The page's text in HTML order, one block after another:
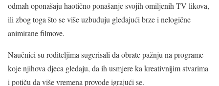
odmah oponašaju haotično ponašanje svojih omiljenih TV likova,
ili zbog toga što se više uzbuđuju gledajući brze i nelogične
animirane filmove.
Naučnici su roditeljima sugerisali da obrate pažnju na programe
koje njihova djeca gledaju, da ih usmjere ka kreativnijim stvarima
i potiču da više vremena provode igrajući se.